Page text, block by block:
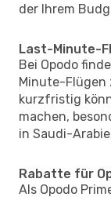
der Ihrem
Last-Minute-
Bei Opodo
Minute-Flügen
kurzfristig
machen,
in Saudi-
Rabatte für
Als Opodo